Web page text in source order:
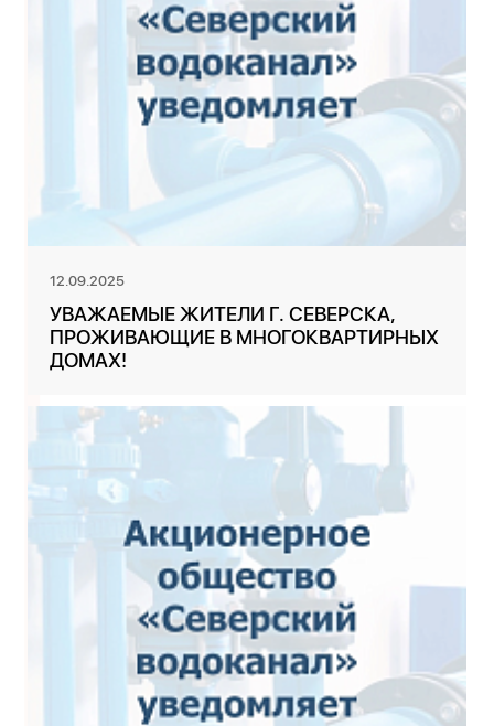
12.09.2025
УВАЖАЕМЫЕ ЖИТЕЛИ Г. СЕВЕРСКА,
ПРОЖИВАЮЩИЕ В МНОГОКВАРТИРНЫХ
ДОМАХ!